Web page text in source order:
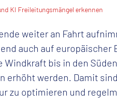
KI Freileitungsmängel erkennen
weiter an Fahrt
auch auf europäischer
Windkraft bis in den
erhöht werden. Damit
zu optimieren und